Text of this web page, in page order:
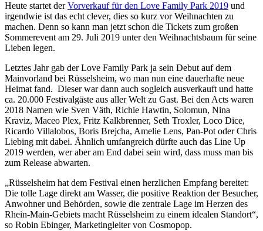
Heute startet derVorverkauf für den Love Family Park 2019 und
irgendwie ist das echt clever, dies so kurz vor Weihnachten zu
machen. Denn so kann man jetzt schon die Tickets zum großen
Sommerevent am 29. Juli 2019 unter den Weihnachtsbaum für seine
Lieben legen.
Letztes Jahr gab der Love Family Park ja sein Debut auf dem
Mainvorland bei Rüsselsheim, wo man nun eine dauerhafte neue
Heimat fand. Dieser war dann auch sogleich ausverkauft und hatte
ca. 20.000 Festivalgäste aus aller Welt zu Gast. Bei den Acts waren
2018 Namen wie Sven Väth, Richie Hawtin, Solomun, Nina
Kraviz, Maceo Plex, Fritz Kalkbrenner, Seth Troxler, Loco Dice,
Ricardo Villalobos, Boris Brejcha, Amelie Lens, Pan-Pot oder Chris
Liebing mit dabei. Ähnlich umfangreich dürfte auch das Line Up
2019 werden, wer aber am End dabei sein wird, dass muss man bis
zum Release abwarten.
„Rüsselsheim hat dem Festival einen herzlichen Empfang bereitet:
Die tolle Lage direkt am Wasser, die positive Reaktion der Besucher,
Anwohner und Behörden, sowie die zentrale Lage im Herzen des
Rhein-Main-Gebiets macht Rüsselsheim zu einem idealen Standort“,
so Robin Ebinger, Marketingleiter von Cosmopop.